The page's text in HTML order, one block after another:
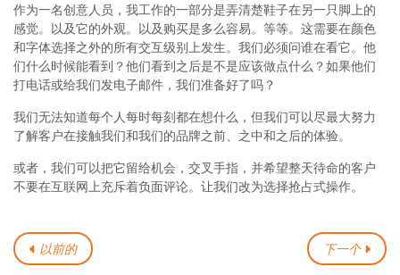
作为一名创意人员，我工作的一部分是弄清楚鞋子在另一只脚上的
感觉。以及它的外观。以及购买是多么容易。等等。这需要在颜色
和字体选择之外的所有交互级别上发生。我们必须问谁在看它。他
们什么时候能看到？他们看到之后是不是应该做点什么？如果他们
打电话或给我们发电子邮件，我们准备好了吗？
我们无法知道每个人每时每刻都在想什么，但我们可以尽最大努力
了解客户在接触我们和我们的品牌之前、之中和之后的体验。
或者，我们可以把它留给机会，交叉手指，并希望整天待命的客户
不要在互联网上充斥着负面评论。让我们改为选择抢占式操作。
以前的 下一个